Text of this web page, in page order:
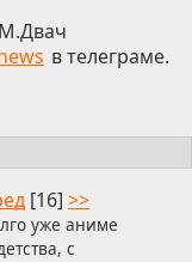
в телеграме.
[16] >>
уже аниме
с